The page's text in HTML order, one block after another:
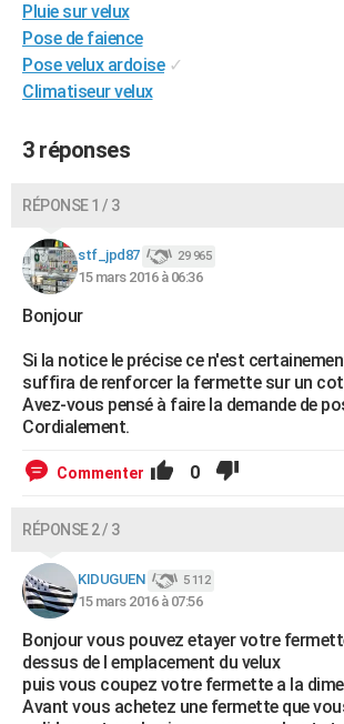
BONS PLANS
CARTE DE VOEUX
Dictionnaire
Biographies
Citations
Expressions
Proverbes
PROGRAMME TV
COPAINS D'AVANT
S'inscrire
Se connecter
Lycées
Collèges
Primaires
Universités
Entreprises
Service militaire
Avis de recherche
AVIS DE DÉCÈS
Pluie sur velux
Pose de faience
Pose velux ardoise ✓
Climatiseur velux
3 réponses
RÉPONSE 1 / 3
stf_jpd87 29 965
15 mars 2016 à 06:36
Bonjour
Si la notice le précise ce n'est
suffira de renforcer la fermette sur un
Avez-vous pensé à faire la demande de
Cordialement.
Commenter 0
RÉPONSE 2 / 3
KIDUGUEN 5 112
15 mars 2016 à 07:56
Bonjour vous pouvez etayer votre
dessus de l emplacement du velux
puis vous coupez votre fermette a la
Avant vous achetez une fermette que